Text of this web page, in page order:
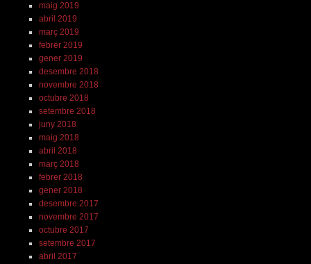
maig 2019
abril 2019
març 2019
febrer 2019
gener 2019
desembre 2018
novembre 2018
octubre 2018
setembre 2018
juny 2018
maig 2018
abril 2018
març 2018
febrer 2018
gener 2018
desembre 2017
novembre 2017
octubre 2017
setembre 2017
abril 2017